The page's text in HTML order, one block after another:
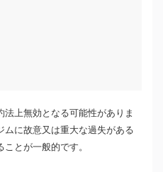
上無効となる可能性がありま
に故意又は重大な過失がある
とが一般的です。